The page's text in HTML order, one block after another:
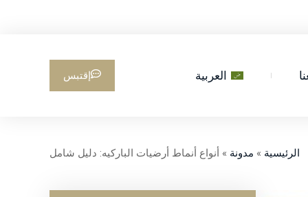
العربية إقتبس
الرئيسية » مدونة » أنواع أنماط أرضيات الباركيه: دليل شامل